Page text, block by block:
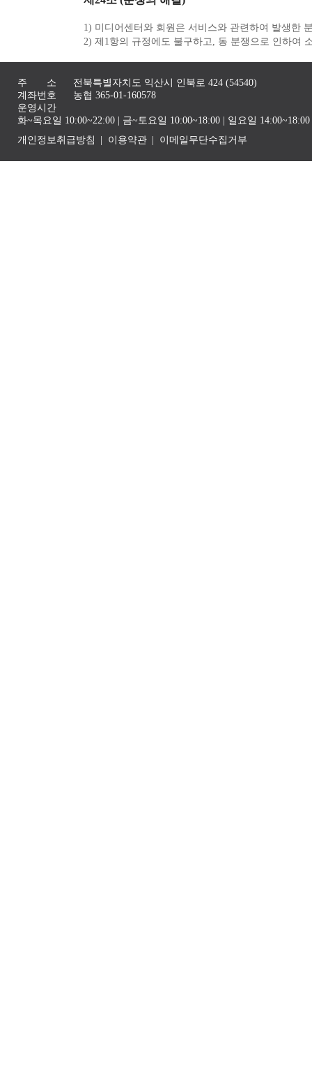
1) 미디어센터와 회원은 서비스와 관련하여 발생한
2) 제1항의 규정에도 불구하고, 동 분쟁으로 인하여
주 소
전북특별자치도 익산시 인북로 424 (54540)
계좌번호
농협 365-01-160578
운영시간
화~목요일 10:00~22:00 | 금~토요일 10:00~18:00 | 일요일
개인정보취급방침
이용약관 이메일무단수집거부